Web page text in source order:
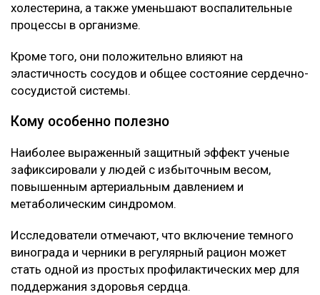
холестерина, а также уменьшают воспалительные
процессы в организме.
Кроме того, они положительно влияют на
эластичность сосудов и общее состояние сердечно-
сосудистой системы.
Кому особенно полезно
Наиболее выраженный защитный эффект ученые
зафиксировали у людей с избыточным весом,
повышенным артериальным давлением и
метаболическим синдромом.
Исследователи отмечают, что включение темного
винограда и черники в регулярный рацион может
стать одной из простых профилактических мер для
поддержания здоровья сердца.